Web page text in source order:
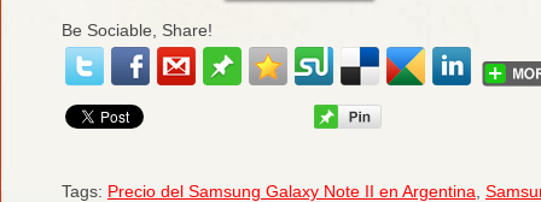
Be Sociable, Share!
Tags: Precio del Samsung Galaxy Note II en Argentina